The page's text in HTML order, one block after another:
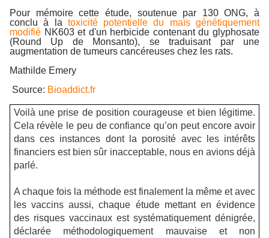
Pour mémoire cette étude, soutenue par 130 ONG, à
conclu à la toxicité potentielle du maïs génétiquement
modifié NK603 et d'un herbicide contenant du glyphosate
(Round Up de Monsanto), se traduisant par une
augmentation de tumeurs cancéreuses chez les rats.
Mathilde Emery
Source: Bioaddict.fr
Voilà une prise de position courageuse et bien légitime.
Cela révèle le peu de confiance qu’on peut encore avoir
dans ces instances dont la porosité avec les intérêts
financiers est bien sûr inacceptable, nous en avions déjà
parlé.
A chaque fois la méthode est finalement la même et avec
les vaccins aussi, chaque étude mettant en évidence
des risques vaccinaux est systématiquement dénigrée,
déclarée méthodologiquement mauvaise et non